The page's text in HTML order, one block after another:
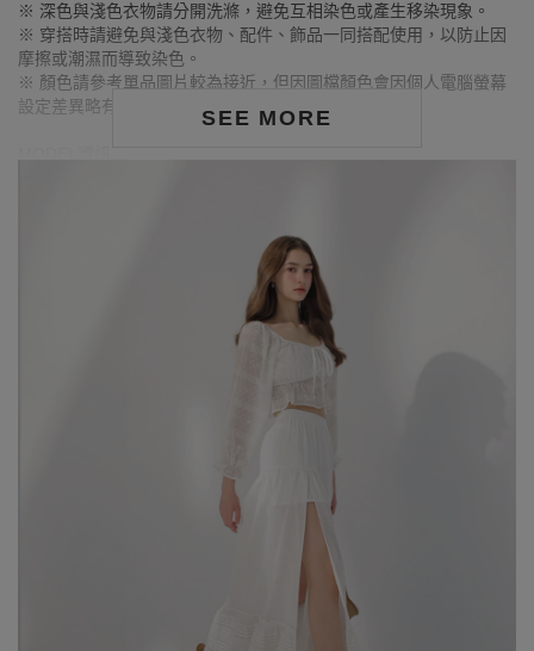
SEE MORE
※ 深色與淺色衣物請分開洗滌，避免互相染色或產生移染現象。
※ 穿搭時請避免與淺色衣物、配件、飾品一同搭配使用，以防止因
摩擦或潮濕而導致染色。
※ 顏色請參考單品圖片較為接近，但因圖檔顏色會因個人電腦螢幕
設定差異略有不同，請以實際商品顏色為準。